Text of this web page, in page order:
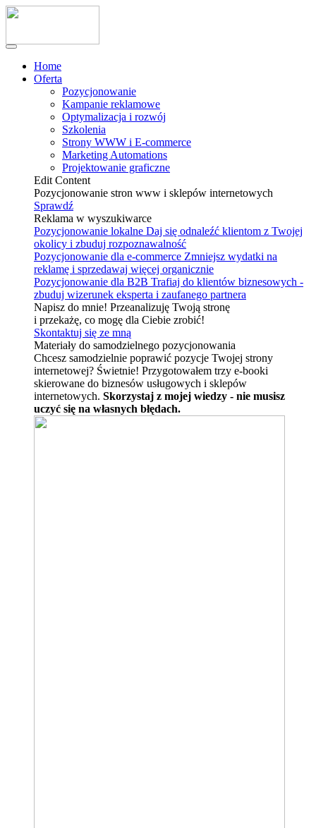
Home
Oferta
Pozycjonowanie
Kampanie reklamowe
Optymalizacja i rozwój
Szkolenia
Strony WWW i E-commerce
Marketing Automations
Projektowanie graficzne
Edit Content
Pozycjonowanie stron www i sklepów internetowych
Sprawdź
Reklama w wyszukiwarce
Pozycjonowanie lokalne Daj się odnaleźć klientom z Twojej
okolicy i zbuduj rozpoznawalność
Pozycjonowanie dla e-commerce Zmniejsz wydatki na
reklamę i sprzedawaj więcej organicznie
Pozycjonowanie dla B2B Trafiaj do klientów biznesowych -
zbuduj wizerunek eksperta i zaufanego partnera
Napisz do mnie! Przeanalizuję Twoją stronę
i przekażę, co mogę dla Ciebie zrobić!
Skontaktuj się ze mną
Materiały do samodzielnego pozycjonowania
Chcesz samodzielnie poprawić pozycje Twojej strony
internetowej? Świetnie! Przygotowałem trzy e-booki
skierowane do biznesów usługowych i sklepów
internetowych. Skorzystaj z mojej wiedzy - nie musisz
uczyć się na własnych błędach.